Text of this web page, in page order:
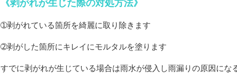
《剥がれが生じた際の対処方法》
➀剥がれている箇所を綺麗に取り除きます
➁剥がした箇所にキレイにモルタルを塗ります
すでに剥がれが生じている場合は雨水が侵入し雨漏りの原因にな